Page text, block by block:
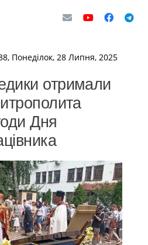
Понеділок, 28 Липня, 2025
отримали
Дня